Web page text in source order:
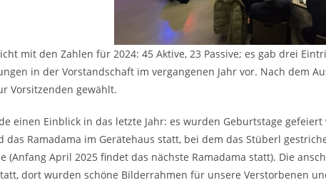
mit den Zahlen für 2024: 45 Aktive, 23 Passive; es gab drei
in der Vorstandschaft im vergangenen Jahr vor. Nach dem
Vorsitzenden gewählt.
einen Einblick in das letzte Jahr: es wurden Geburtstage gefeiert
Ramadama im Gerätehaus statt, bei dem das Stüberl
(Anfang April 2025 findet das nächste Ramadama statt). Die
dort wurden schöne Bilderrahmen für unsere Verstorbenen